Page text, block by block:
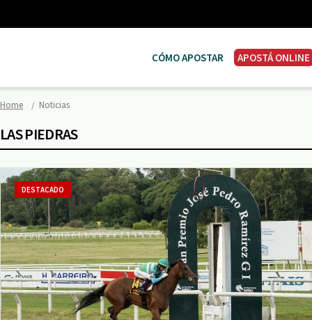
CÓMO APOSTAR APOSTÁ ONLINE
Home Noticias
LAS PIEDRAS
DESTACADO